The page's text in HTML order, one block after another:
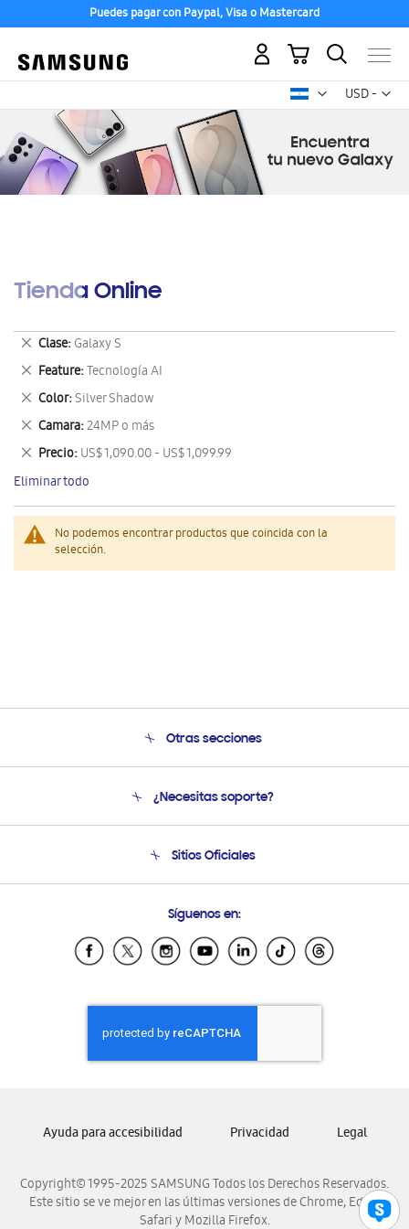
Puedes pagar con Paypal, Visa o Mastercard
USD -
dólar
Mi carrito
Tienda Online
No podemos encontrar productos que coincida con la
selección.
Clase Galaxy S
Eliminar
este
artículo
Feature Tecnología AI
Eliminar
este
artículo
Color Silver Shadow
Eliminar
este
artículo
Camara 24MP o más
Eliminar
este
artículo
Precio US$ 1,090.00 - US$ 1,099.99
Eliminar
este
artículo
Eliminar todo
Otras secciones
Soporte
¿Necesitas soporte?
Soporte vía eMail
Sitios Oficiales
Samsung Ecuador
Samsung El Salvador
Samsung Honduras
Samsung Nicaragua
Samsung Panamá
Samsung Venezuela
Síguenos en:
Copyright© 1995-2025 SAMSUNG Todos los Derechos Reservados.
Este sitio se ve mejor en las últimas versiones de Chrome, Edge,
Safari y Mozilla Firefox.
Ayuda para accesibilidad Privacidad Legal